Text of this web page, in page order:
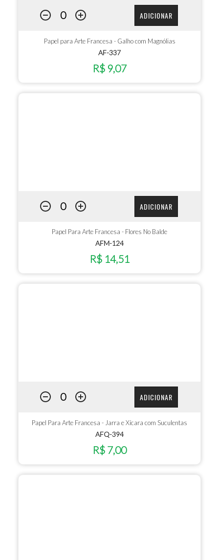
ADICIONAR
Papel para Arte Francesa - Galho com Magnólias
AF-337
R$ 9,07
ADICIONAR
Papel Para Arte Francesa - Flores No Balde
AFM-124
R$ 14,51
ADICIONAR
Papel Para Arte Francesa - Jarra e Xícara com Suculentas
AFQ-394
R$ 7,00